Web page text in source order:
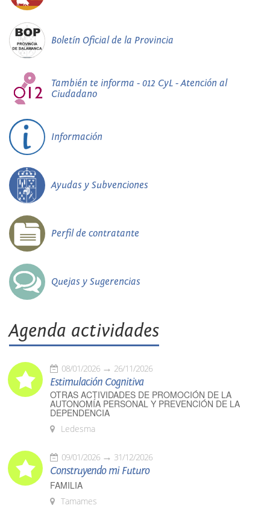
Boletín Oficial de la Provincia
También te informa - 012 CyL - Atención al
Ciudadano
Información
Ayudas y Subvenciones
Perfil de contratante
Quejas y Sugerencias
Agenda actividades
08/01/2026 26/11/2026
Estimulación Cognitiva
OTRAS ACTIVIDADES DE PROMOCIÓN DE LA
AUTONOMÍA PERSONAL Y PREVENCIÓN DE LA
DEPENDENCIA
Ledesma
09/01/2026 31/12/2026
Construyendo mi Futuro
FAMILIA
Tamames